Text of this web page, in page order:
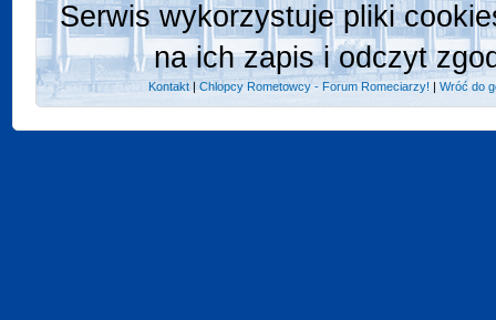
Serwis wykorzystuje pliki
na ich zapis i odczyt
Kontakt |Chlopcy Rometowcy - Forum Romeciarzy! |Wróć do